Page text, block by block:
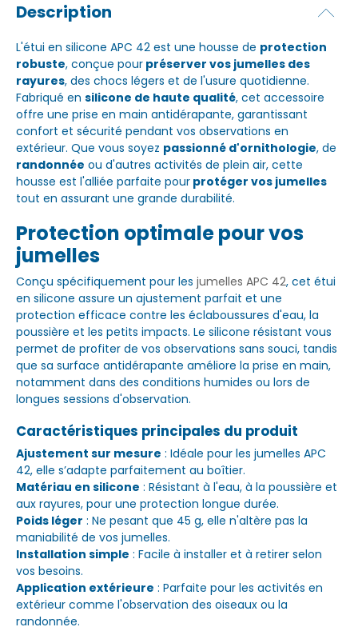
Description
L'étui en silicone APC 42 est une housse de protection
robuste, conçue pour préserver vos jumelles des
rayures, des chocs légers et de l'usure quotidienne.
Fabriqué en silicone de haute qualité, cet accessoire
offre une prise en main antidérapante, garantissant
confort et sécurité pendant vos observations en
extérieur. Que vous soyez passionné d'ornithologie, de
randonnée ou d'autres activités de plein air, cette
housse est l'alliée parfaite pour protéger vos jumelles
tout en assurant une grande durabilité.
Protection optimale pour vos
jumelles
Conçu spécifiquement pour les jumelles APC 42, cet étui
en silicone assure un ajustement parfait et une
protection efficace contre les éclaboussures d'eau, la
poussière et les petits impacts. Le silicone résistant vous
permet de profiter de vos observations sans souci, tandis
que sa surface antidérapante améliore la prise en main,
notamment dans des conditions humides ou lors de
longues sessions d'observation.
Caractéristiques principales du produit
Ajustement sur mesure : Idéale pour les jumelles APC
42, elle s’adapte parfaitement au boîtier.
Matériau en silicone : Résistant à l'eau, à la poussière et
aux rayures, pour une protection longue durée.
Poids léger : Ne pesant que 45 g, elle n'altère pas la
maniabilité de vos jumelles.
Installation simple : Facile à installer et à retirer selon
vos besoins.
Application extérieure : Parfaite pour les activités en
extérieur comme l'observation des oiseaux ou la
randonnée.